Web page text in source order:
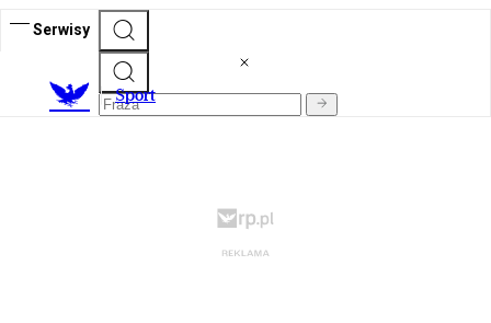
Serwisy
Sport